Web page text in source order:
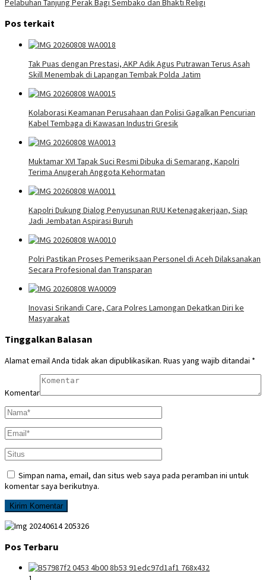
Pelabuhan Tanjung Perak Bagi Sembako dan Bhakti Religi
Pos terkait
Tak Puas dengan Prestasi, AKP Adik Agus Putrawan Terus Asah
Skill Menembak di Lapangan Tembak Polda Jatim
Kolaborasi Keamanan Perusahaan dan Polisi Gagalkan Pencurian
Kabel Tembaga di Kawasan Industri Gresik
Muktamar XVI Tapak Suci Resmi Dibuka di Semarang, Kapolri
Terima Anugerah Anggota Kehormatan
Kapolri Dukung Dialog Penyusunan RUU Ketenagakerjaan, Siap
Jadi Jembatan Aspirasi Buruh
Polri Pastikan Proses Pemeriksaan Personel di Aceh Dilaksanakan
Secara Profesional dan Transparan
Inovasi Srikandi Care, Cara Polres Lamongan Dekatkan Diri ke
Masyarakat
Tinggalkan Balasan
Alamat email Anda tidak akan dipublikasikan. Ruas yang wajib ditandai *
Komentar
Simpan nama, email, dan situs web saya pada peramban ini untuk
komentar saya berikutnya.
Pos Terbaru